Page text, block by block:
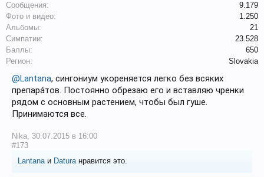
Сообщения:
9.179
Фото и видео:
1.250
Альбомы:
21
Симпатии:
23.528
Баллы:
650
Регион:
Slovakia
@Lantana, сингониум укореняется легко без всяких
препарáтов. Постоянно обрезаю его и вставляю чренки
рядом с основным растением, чтобы был гуше.
Принимаются все.
Nika, 30.07.2015 в 16:00
#173
Lantanaи Daturaнравится это.